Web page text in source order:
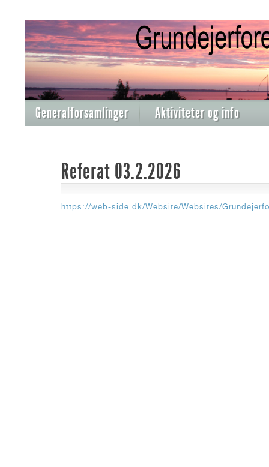
Generalforsamlinger Aktiviteter og info
Referat 03.2.2026
https://web-side.dk/Website/Websites/